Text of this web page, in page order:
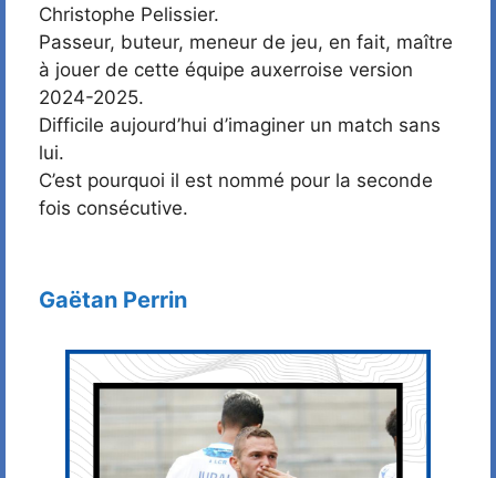
Christophe Pelissier.
Passeur, buteur, meneur de jeu, en fait, maître
à jouer de cette équipe auxerroise version
2024-2025.
Difficile aujourd’hui d’imaginer un match sans
lui.
C’est pourquoi il est nommé pour la seconde
fois consécutive.
Gaëtan Perrin